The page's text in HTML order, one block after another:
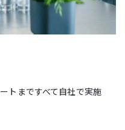
トまですべて自社で実施